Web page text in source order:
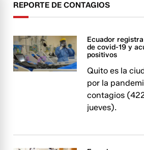
REPORTE DE CONTAGIOS
Ecuador
de covid-19 y
positivos
Quito es la
por la
contagios
jueves).